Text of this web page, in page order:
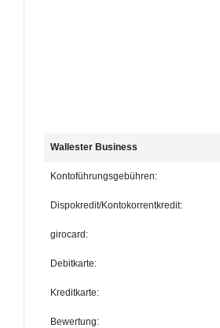
Wallester Business
Kontoführungsgebühren:
Dispokredit/Kontokorrentkredit:
girocard:
Debitkarte:
Kreditkarte:
Bewertung: